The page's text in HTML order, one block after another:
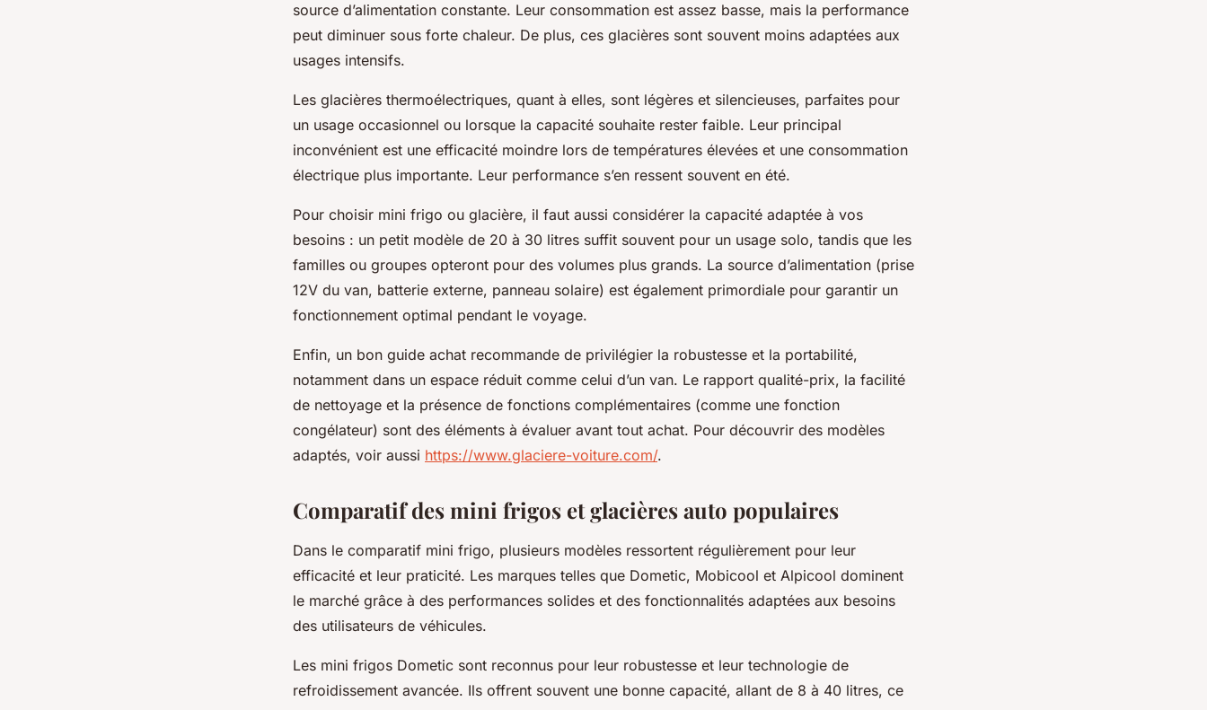
source d’alimentation constante. Leur consommation est assez basse, mais la performance
peut diminuer sous forte chaleur. De plus, ces glacières sont souvent moins adaptées aux
usages intensifs.
Les glacières thermoélectriques, quant à elles, sont légères et silencieuses, parfaites pour
un usage occasionnel ou lorsque la capacité souhaite rester faible. Leur principal
inconvénient est une efficacité moindre lors de températures élevées et une consommation
électrique plus importante. Leur performance s’en ressent souvent en été.
Pour choisir mini frigo ou glacière, il faut aussi considérer la capacité adaptée à vos
besoins : un petit modèle de 20 à 30 litres suffit souvent pour un usage solo, tandis que les
familles ou groupes opteront pour des volumes plus grands. La source d’alimentation (prise
12V du van, batterie externe, panneau solaire) est également primordiale pour garantir un
fonctionnement optimal pendant le voyage.
Enfin, un bon guide achat recommande de privilégier la robustesse et la portabilité,
notamment dans un espace réduit comme celui d’un van. Le rapport qualité-prix, la facilité
de nettoyage et la présence de fonctions complémentaires (comme une fonction
congélateur) sont des éléments à évaluer avant tout achat. Pour découvrir des modèles
adaptés, voir aussi https://www.glaciere-voiture.com/.
Comparatif des mini frigos et glacières auto populaires
Dans le comparatif mini frigo, plusieurs modèles ressortent régulièrement pour leur
efficacité et leur praticité. Les marques telles que Dometic, Mobicool et Alpicool dominent
le marché grâce à des performances solides et des fonctionnalités adaptées aux besoins
des utilisateurs de véhicules.
Les mini frigos Dometic sont reconnus pour leur robustesse et leur technologie de
refroidissement avancée. Ils offrent souvent une bonne capacité, allant de 8 à 40 litres, ce